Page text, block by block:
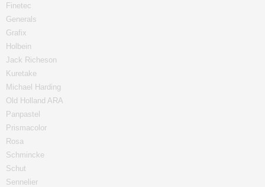
Finetec
Generals
Grafix
Holbein
Jack Richeson
Kuretake
Michael Harding
Old Holland ARA
Panpastel
Prismacolor
Rosa
Schmincke
Schut
Sennelier